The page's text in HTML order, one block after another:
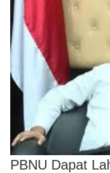
PBNU Dapat